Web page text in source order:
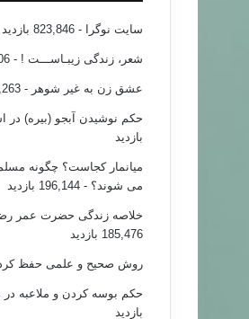
سایت نوگرا - 823,846 بازدید
شعر، زندگی زیبـاســـت ! - 485,306 بازدید
عشق زن به غیر شوهر - 280,263 بازدید
حکم نوشیدن آبجو (بیره) در
بازدید
میانمار کجاست؟ چگونه
می شوند؟ - 196,144 بازدید
خلاصه زندگی حضرت عمر
185,476 بازدید
روش صحیح و علمی حفظ
حکم بوسه کردن و ملاعبه در
بازدید